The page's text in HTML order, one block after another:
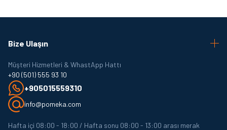
Bize Ulaşın
Müşteri Hizmetleri & WhastApp Hattı
+90 (501) 555 93 10
+905015559310
info@pomeka.com
Hafta içi 08:00 - 18:00 / Hafta sonu 08:00 - 13:00 arası merak